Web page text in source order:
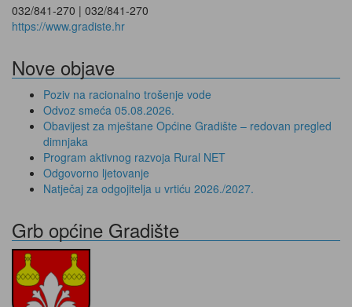
032/841-270 | 032/841-270
https://www.gradiste.hr
Nove objave
Poziv na racionalno trošenje vode
Odvoz smeća 05.08.2026.
Obavijest za mještane Općine Gradište – redovan pregled
dimnjaka
Program aktivnog razvoja Rural NET
Odgovorno ljetovanje
Natječaj za odgojitelja u vrtiću 2026./2027.
Grb općine Gradište